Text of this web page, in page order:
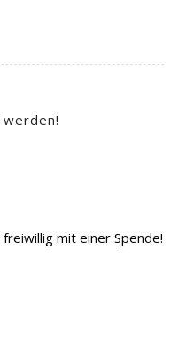
mit einer Spende!